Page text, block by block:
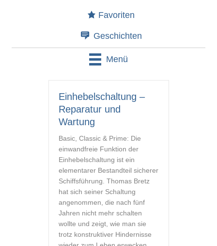
Favoriten
Geschichten
Menü
Einhebelschaltung –
Reparatur und
Wartung
Basic, Classic & Prime: Die
einwandfreie Funktion der
Einhebelschaltung ist ein
elementarer Bestandteil sicherer
Schiffsführung. Thomas Bretz
hat sich seiner Schaltung
angenommen, die nach fünf
Jahren nicht mehr schalten
wollte und zeigt, wie man sie
trotz konstruktiver Hindernisse